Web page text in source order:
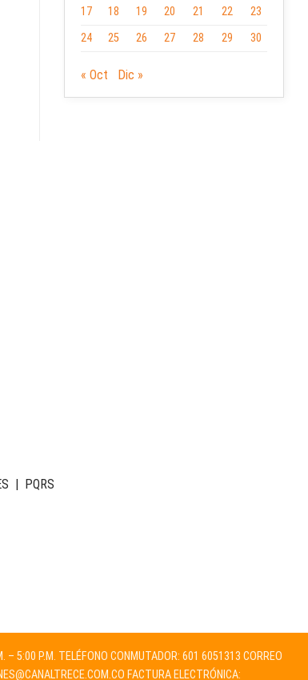
17
18 19 20 21 22
23
24
25 26 27 28 29 30
« Oct Dic »
| PQRS
– 5:00 P.M. TELÉFONO CONMUTADOR: 601 6051313 CORREO
FACTURA ELECTRÓNICA: